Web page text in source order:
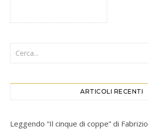
ARTICOLI RECENTI
Leggendo “Il cinque di coppe” di